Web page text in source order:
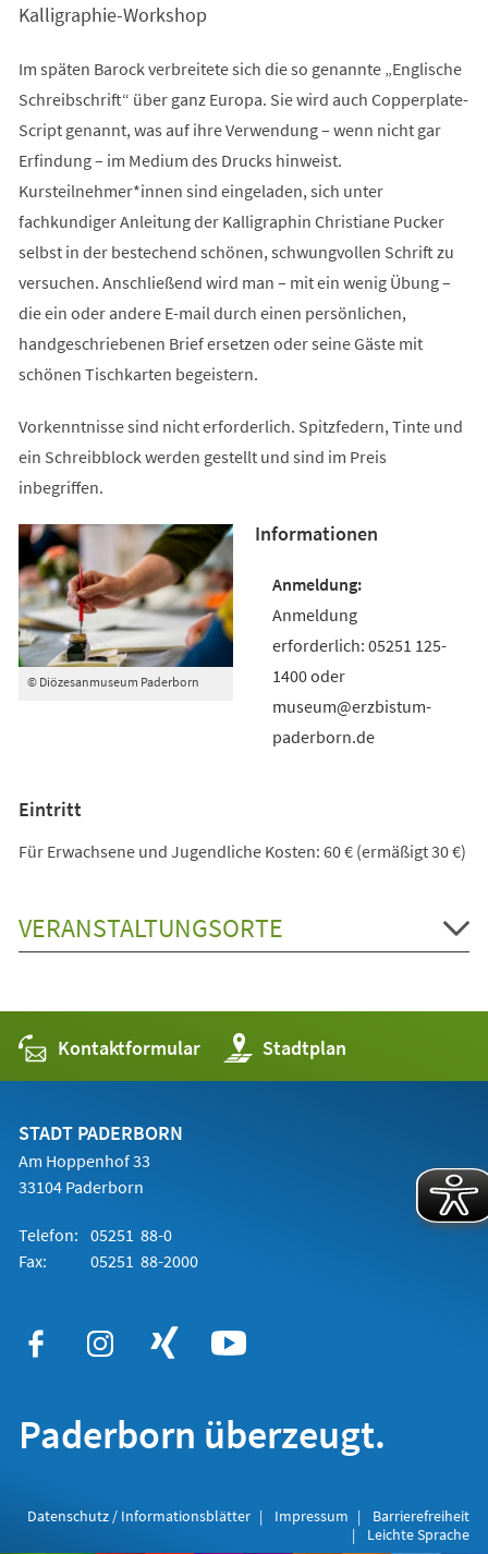
neuen
Kalligraphie-Workshop
Im späten Barock verbreitete sich die so genannte „Englische
Schreibschrift“ über ganz Europa. Sie wird auch Copperplate-
Script genannt, was auf ihre Verwendung – wenn nicht gar
Erfindung – im Medium des Drucks hinweist.
Kursteilnehmer*innen sind eingeladen, sich unter
fachkundiger Anleitung der Kalligraphin Christiane Pucker
selbst in der bestechend schönen, schwungvollen Schrift zu
versuchen. Anschließend wird man – mit ein wenig Übung –
die ein oder andere E-mail durch einen persönlichen,
handgeschriebenen Brief ersetzen oder seine Gäste mit
schönen Tischkarten begeistern.
Vorkenntnisse sind nicht erforderlich. Spitzfedern, Tinte und
ein Schreibblock werden gestellt und sind im Preis
inbegriffen.
© Diözesanmuseum Paderborn
Informationen
Anmeldung
erforderlich: 05251 125-
1400 oder
museum@erzbistum-
paderborn.de
Eintritt
Für Erwachsene und Jugendliche Kosten: 60 € (ermäßigt 30 €)
VERANSTALTUNGSORTE
Kontaktformular Stadtplan
(Öffnet
in
einem
STADT PADERBORN
Am Hoppenhof 33
33104 Paderborn
Telefon: 05251 88-0
Fax:
05251 88-2000
Paderborn überzeugt.
Datenschutz / Informationsblätter Impressum
Barrierefreiheit
Leichte Sprache